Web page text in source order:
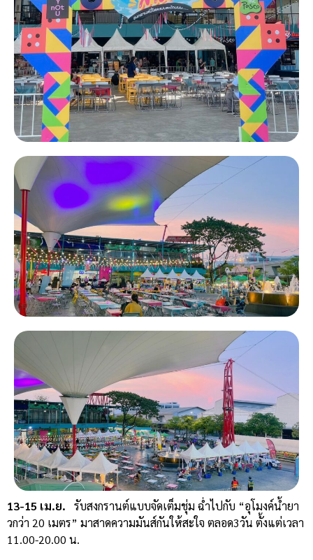
13-15 เม.ย. รับสงกรานต์แบบจัดเต็มชุ่ม ฉ่ำไปกับ “อุโมงค์น้ำยา
วกว่า 20 เมตร” มาสาดความมันส์กันให้สะใจ ตลอด3วัน ตั้งแต่เวลา
11.00-20.00 น.